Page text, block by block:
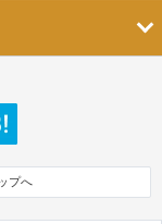
プへ